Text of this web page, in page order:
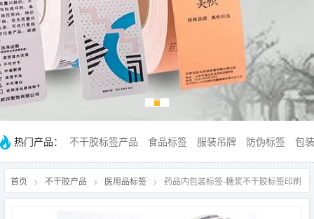
热门产品： 不干胶标签产品 食品标签 服装吊牌 防伪标签 包
首页 > 不干胶产品 > 医用品标签 > 药品内包装标签-糖浆不干胶标签印刷